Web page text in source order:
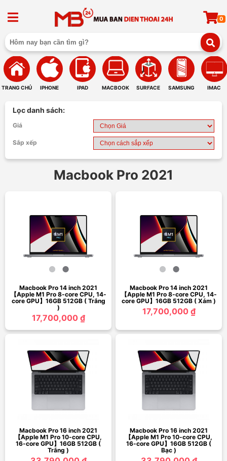
0
TRANG CHỦ IPHONE IPAD MACBOOK SURFACE SAMSUNG IMAC
Lọc danh sách:
Giá
Sắp xếp
Macbook Pro 2021
Macbook Pro 14 inch 2021
【Apple M1 Pro 8-core CPU, 14-
core GPU】16GB 512GB ( Trắng
)
17,700,000 ₫
Macbook Pro 14 inch 2021
【Apple M1 Pro 8-core CPU, 14-
core GPU】16GB 512GB ( Xám )
17,700,000 ₫
Macbook Pro 16 inch 2021
【Apple M1 Pro 10-core CPU,
16-core GPU】16GB 512GB (
Trắng )
Macbook Pro 16 inch 2021
【Apple M1 Pro 10-core CPU,
16-core GPU】16GB 512GB (
Bạc )